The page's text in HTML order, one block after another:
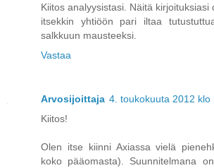
Kiitos analyysistasi. Näitä
itsekkin yhtiöön pari iltaa
salkkuun mausteeksi.
Vastaa
Arvosijoittaja 4. toukokuuta 2012 klo
Kiitos!
Olen itse kiinni Axiassa vielä
koko pääomasta). Suunnitelmana